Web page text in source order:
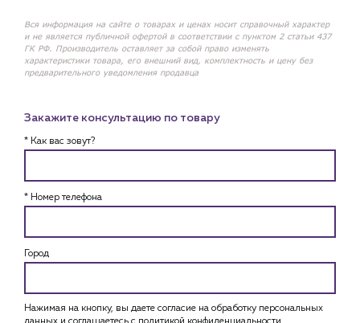
Вся информация на сайте о товарах и ценах носит справочный характер
и не является публичной офертой в соответствии с пунктом 2 статьи 437
ГК РФ. Производитель оставляет за собой право изменять
характеристики товара, его внешний вид, комплектность и цену без
предварительного уведомления продавца
Закажите консультацию по товару
* Как вас зовут?
* Номер телефона
Город
Нажимая на кнопку, вы даете согласие на обработку персональных